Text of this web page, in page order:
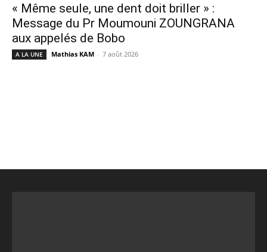
« Même seule, une dent doit briller » :
Message du Pr Moumouni ZOUNGRANA
aux appelés de Bobo
A LA UNE Mathias KAM - 7 août 2026